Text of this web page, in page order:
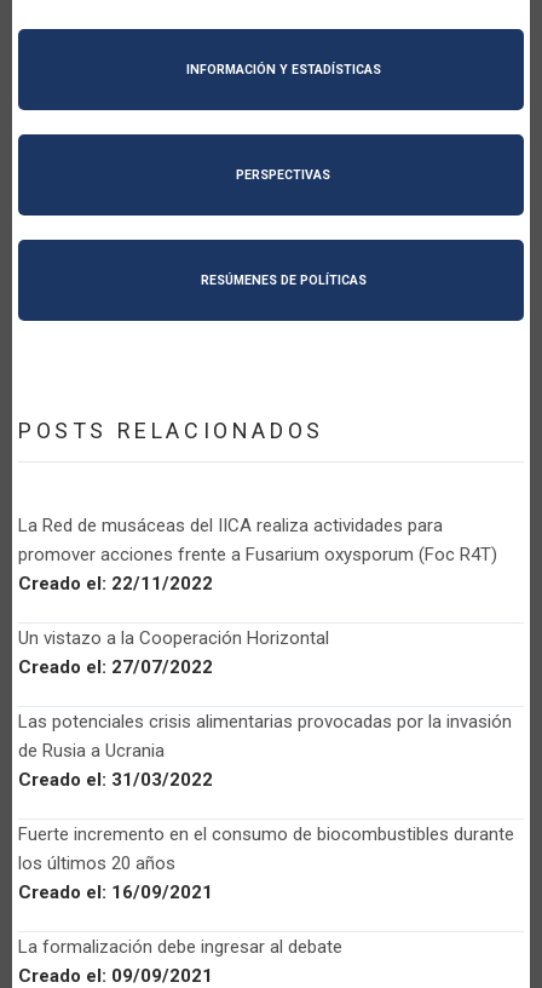
INFORMACIÓN Y ESTADÍSTICAS
PERSPECTIVAS
RESÚMENES DE POLÍTICAS
POSTS RELACIONADOS
La Red de musáceas del IICA realiza actividades para
promover acciones frente a Fusarium oxysporum (Foc R4T)
Creado el: 22/11/2022
Un vistazo a la Cooperación Horizontal
Creado el: 27/07/2022
Las potenciales crisis alimentarias provocadas por la invasión
de Rusia a Ucrania
Creado el: 31/03/2022
Fuerte incremento en el consumo de biocombustibles durante
los últimos 20 años
Creado el: 16/09/2021
La formalización debe ingresar al debate
Creado el: 09/09/2021